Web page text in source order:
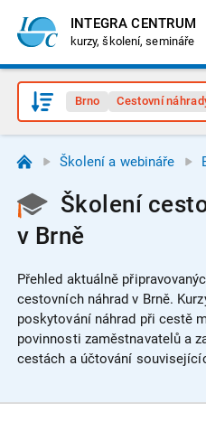
INTEGRA CENTRUM
kurzy, školení, semináře
Brno Cestovní
Školení a webináře
Školení
v Brně
Přehled aktuálně
cestovních náhrad v Brně.
poskytování náhrad při cestě
povinnosti zaměstnavatelů a
cestách a účtování